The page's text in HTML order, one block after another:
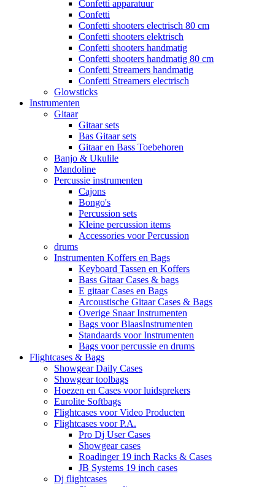
Confetti apparatuur
Confetti
Confetti shooters electrisch 80 cm
Confetti shooters elektrisch
Confetti shooters handmatig
Confetti shooters handmatig 80 cm
Confetti Streamers handmatig
Confetti Streamers electrisch
Glowsticks
Instrumenten
Gitaar
Gitaar sets
Bas Gitaar sets
Gitaar en Bass Toebehoren
Banjo & Ukulile
Mandoline
Percussie instrumenten
Cajons
Bongo's
Percussion sets
Kleine percussion items
Accessories voor Percussion
drums
Instrumenten Koffers en Bags
Keyboard Tassen en Koffers
Bass Gitaar Cases & bags
E gitaar Cases en Bags
Arcoustische Gitaar Cases & Bags
Overige Snaar Instrumenten
Bags voor BlaasInstrumenten
Standaards voor Instrumenten
Bags voor percussie en drums
Flightcases & Bags
Showgear Daily Cases
Showgear toolbags
Hoezen en Cases voor luidsprekers
Eurolite Softbags
Flightcases voor Video Producten
Flightcases voor P.A.
Pro Dj User Cases
Showgear cases
Roadinger 19 inch Racks & Cases
JB Systems 19 inch cases
Dj flightcases